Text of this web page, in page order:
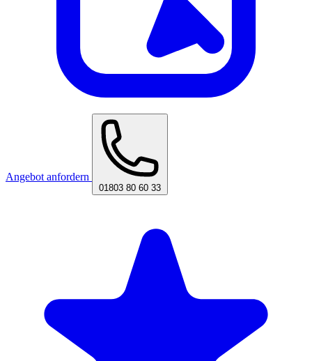
Angebot anfordern
01803 80 60 33